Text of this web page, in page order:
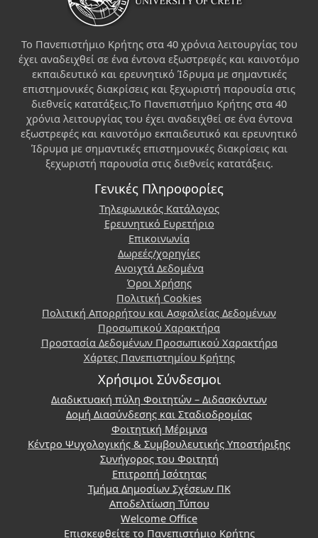
Το Πανεπιστήμιο Κρήτης στα 40 χρόνια λειτουργίας του
έχει αναδειχθεί σε ένα έντονα εξωστρεφές και καινοτόμο
εκπαιδευτικό και ερευνητικό Ίδρυμα με σημαντικές
επιστημονικές διακρίσεις και ξεχωριστή παρουσία στις
διεθνείς κατατάξεις.Το Πανεπιστήμιο Κρήτης στα 40
χρόνια λειτουργίας του έχει αναδειχθεί σε ένα έντονα
εξωστρεφές και καινοτόμο εκπαιδευτικό και ερευνητικό
Ίδρυμα με σημαντικές επιστημονικές διακρίσεις και
ξεχωριστή παρουσία στις διεθνείς κατατάξεις.
Γενικές Πληροφορίες
Τηλεφωνικός Κατάλογος
Ερευνητικό Ευρετήριο
Επικοινωνία
Δωρεές/χορηγίες
Ανοιχτά Δεδομένα
Όροι Χρήσης
Πολιτική Cookies
Πολιτική Απορρήτου και Ασφαλείας Δεδομένων
Προσωπικού Χαρακτήρα
Προστασία Δεδομένων Προσωπικού Χαρακτήρα
Χάρτες Πανεπιστημίου Κρήτης
Χρήσιμοι Σύνδεσμοι
Διαδικτυακή πύλη Φοιτητών – Διδασκόντων
Δομή Διασύνδεσης και Σταδιοδρομίας
Φοιτητική Μέριμνα
Κέντρο Ψυχολογικής & Συμβουλευτικής Υποστήριξης
Συνήγορος του Φοιτητή
Επιτροπή Ισότητας
Τμήμα Δημοσίων Σχέσεων ΠΚ
Αποδελτίωση Τύπου
Welcome Office
Επισκεφθείτε το Πανεπιστήμιο Κρήτης